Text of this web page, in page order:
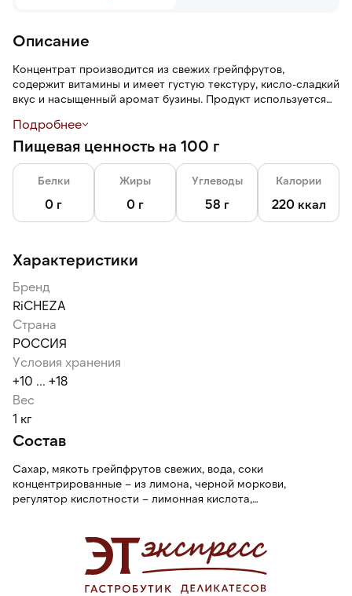
Описание
Концентрат производится из свежих грейпфрутов,
содержит витамины и имеет густую текстуру, кисло-сладкий
вкус и насыщенный аромат бузины. Продукт используется
десертов.
Подробнее
Пищевая ценность на 100 г
Белки
0 г
Жиры
0 г
Углеводы
58 г
Калории
220 ккал
Характеристики
Бренд
RiCHEZA
Страна
РОССИЯ
Условия хранения
+10 ... +18
Вес
1 кг
Состав
Сахар, мякоть грейпфрутов свежих, вода, соки
концентрированные – из лимона, черной моркови,
регулятор кислотности – лимонная кислота,